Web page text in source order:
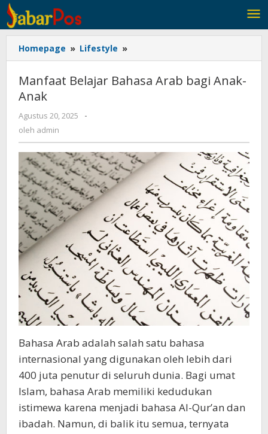
Lewati
ke
konten
Homepage » Lifestyle »
Belajar
Arab
Manfaat Belajar Bahasa Arab bagi Anak-
Anak
Agustus 20, 2025
oleh
-
oleh admin
Bahasa Arab adalah salah satu bahasa
internasional yang digunakan oleh lebih dari
400 juta penutur di seluruh dunia. Bagi umat
Islam, bahasa Arab memiliki kedudukan
istimewa karena menjadi bahasa Al-Qur’an dan
ibadah. Namun, di balik itu semua, ternyata